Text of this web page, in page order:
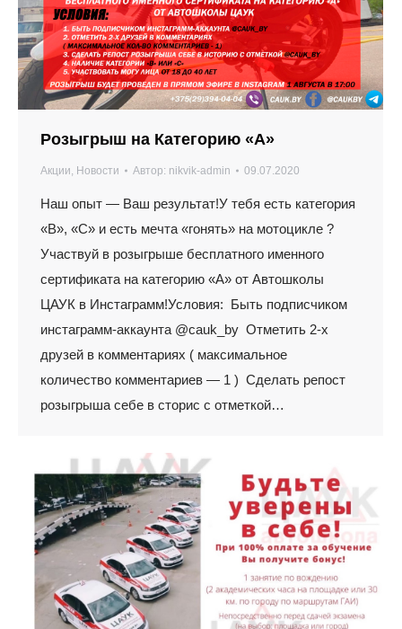
Розыгрыш на Категорию «А»
Акции Новости Автор: nikvik-admin 09.07.2020
Наш опыт — Ваш результат!У тебя есть категория
«В», «С» и есть мечта «гонять» на мотоцикле ?
Участвуй в розыгрыше бесплатного именного
сертификата на категорию «А» от Автошколы
ЦАУК в Инстаграмм!Условия: Быть подписчиком
инстаграмм-аккаунта @cauk_by Отметить 2-х
друзей в комментариях ( максимальное
количество комментариев — 1 ) Сделать репост
розыгрыша себе в сторис с отметкой…